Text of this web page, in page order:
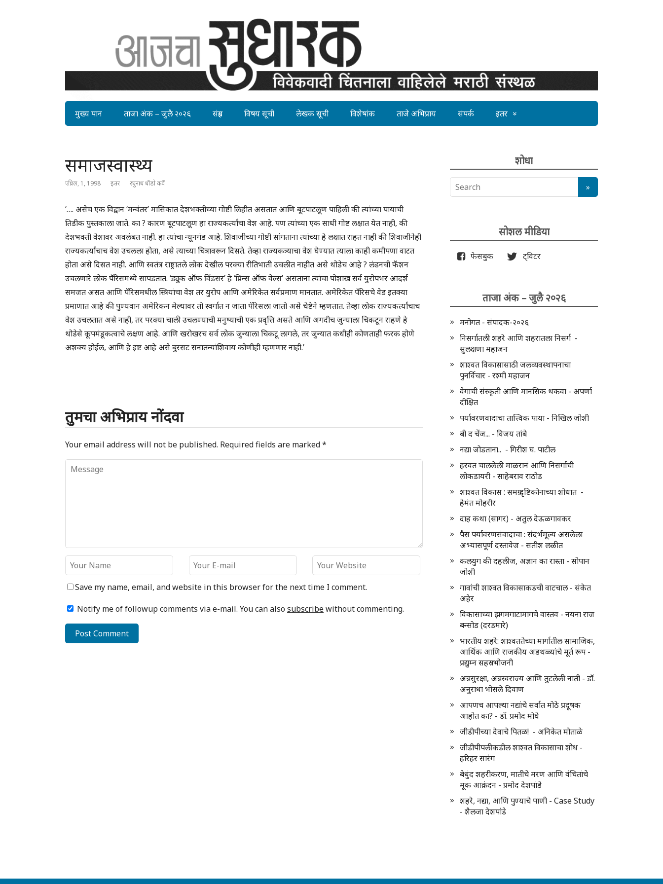
मुख्य पान ताजा अंक – जुलै २०२६ संग्रह विषय सूची लेखक सूची विशेषांक ताजे अभिप्राय संपर्क इतर
समाजस्वास्थ्य
एप्रिल, 1, 1998 इतर रघुनाथ धोंडो कर्वे
‘…. असेच एक विद्वान ‘मन्वंतर’ मासिकात देशभक्तीच्या गोष्टी लिहीत असतात आणि बूटपाटलूण पाहिली की त्यांच्या पायाची
तिडीक पुस्तकाला जाते. का ? कारण बूटपाटलूण हा राज्यकर्त्यांचा वेश आहे. पण त्यांच्या एक साधी गोष्ट लक्षात येत नाही, की
देशभक्ती वेशावर अवलंबत नाही. हा त्यांचा न्यूनगंड आहे. शिवाजीच्या गोष्टी सांगताना त्यांच्या हे लक्षात राहत नाही की शिवाजीनेही
राज्यकर्त्यांचाच वेश उचलला होता, असे त्याच्या चित्रावरून दिसते. तेव्हा राज्यकत्र्याचा वेश घेण्यात त्याला काही कमीपणा वाटत
होता असे दिसत नाही. आणि स्वतंत्र राष्ट्रातले लोक देखील परक्या रीतिभाती उचलीत नाहीत असे थोडेच आहे ? लंडनची फॅशन
उचलणारे लोक पॅरिसमध्ये सापडतात. ‘ड्युक ऑफ विंडसर’ हे ‘प्रिन्स ऑफ वेल्स’ असताना त्यांचा पोशाख सर्व युरोपभर आदर्श
समजत असत आणि पॅरिसमधील स्त्रियांचा वेश तर युरोप आणि अमेरिकेत सर्वप्रमाण मानतात. अमेरिकेत पॅरिसचे वेड इतक्या
प्रमाणात आहे की पुण्यवान अमेरिकन मेल्यावर तो स्वर्गात न जाता पॅरिसला जातो असे चेष्टेने म्हणतात. तेव्हा लोक राज्यकर्त्यांचाच
वेश उचलतात असे नाही, तर परक्या चाली उचलण्याची मनुष्याची एक प्रवृत्ति असते आणि अगदीच जुन्याला चिकटून राहणे हे
थोडेसे कूपमंडूकत्वाचे लक्षण आहे. आणि खरोखरच सर्व लोक जुन्याला चिकटू लागले, तर जुन्यात कधीही कोणताही फरक होणे
अशक्य होईल, आणि हे इष्ट आहे असे बुरसट सनातन्यांशिवाय कोणीही म्हणणार नाही.’
तुमचा अभिप्राय नोंदवा
Your email address will not be published. Required fields are marked*
Save my name, email, and website in this browser for the next time I comment.
Notify me of followup comments via e-mail. You can alsosubscribewithout commenting.
शोधा
सोशल मीडिया
फेसबुक ट्विटर
ताजा अंक – जुलै २०२६
मनोगत - संपादक-२०२६
निसर्गातली शहरे आणि शहरातला निसर्ग -
सुलक्षणा महाजन
शाश्वत विकासासाठी जलव्यवस्थापनाचा
पुनर्विचार - रश्मी महाजन
वेगाची संस्कृती आणि मानसिक थकवा - अपर्णा
दीक्षित
पर्यावरणवादाचा तात्त्विक पाया - निखिल जोशी
बी द चेंज... - विजय तांबे
नद्या जोडताना.. - गिरीश घ. पाटील
हरवत चाललेली माळरानं आणि निसर्गाची
लोकडायरी - साहेबराव राठोड
शाश्वत विकास : समग्र दृष्टिकोनाच्या शोधात -
हेमंत मोहरीर
दाह कथा (सागर) - अतुल देऊळगावकर
पैस पर्यावरणसंवादाचा : संदर्भमूल्य असलेला
अभ्यासपूर्ण दस्तावेज - सतीश लळीत
कलयुग की दहलीज, अज्ञान का रास्ता - सोपान
जोशी
गावांची शाश्वत विकासाकडची वाटचाल - संकेत
अहेर
विकासाच्या झगमगाटामागचे वास्तव - नयना राज
बन्सोड (दरडमारे)
भारतीय शहरे: शाश्वततेच्या मार्गातील सामाजिक,
आर्थिक आणि राजकीय अडथळ्यांचे मूर्त रूप -
प्रद्युम्न सहस्रभोजनी
अन्नसुरक्षा, अन्नस्वराज्य आणि तुटलेली नाती - डॉ.
अनुराधा भोसले दिवाण
आपणच आपल्या नद्यांचे सर्वात मोठे प्रदूषक
आहोत का? - डॉ. प्रमोद मोघे
जीडीपीच्या देवाचे पितळ! - अनिकेत मोताळे
जीडीपीपलीकडील शाश्वत विकासाचा शोध -
हरिहर सारंग
बेधुंद शहरीकरण, मातीचे मरण आणि वंचितांचे
मूक आक्रंदन - प्रमोद देशपांडे
शहरे, नद्या, आणि पुण्याचे पाणी - Case Study
- शैलजा देशपांडे